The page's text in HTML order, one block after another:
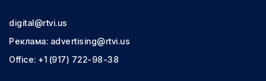
digital@rtvi.us
Реклама: advertising@rtvi.us
Office: +1 (917) 722-98-38